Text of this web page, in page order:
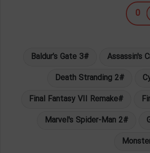
0
Assassin's
Baldur’s Gate 3
Death Stranding 2
Final Fantasy VII Remake
Marvel's Spider-Man 2